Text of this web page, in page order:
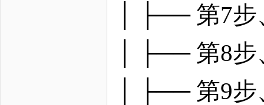
│ ├── 第7
│ ├── 第8
│ ├── 第9